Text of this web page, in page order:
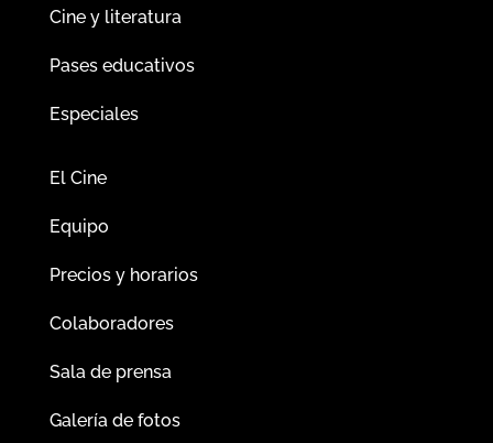
Cine y literatura
Pases educativos
Especiales
El Cine
Equipo
Precios y horarios
Colaboradores
Sala de prensa
Galería de fotos